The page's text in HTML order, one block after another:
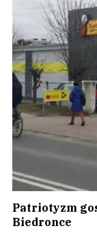
Patriotyzm
Biedronce